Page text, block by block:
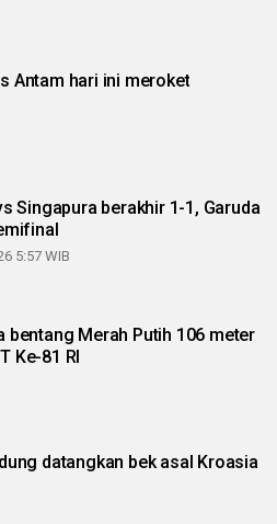
Antam hari ini meroket
Singapura berakhir 1-1, Garuda
5:57 WIB
bentang Merah Putih 106 meter
Ke-81 RI
datangkan bek asal Kroasia